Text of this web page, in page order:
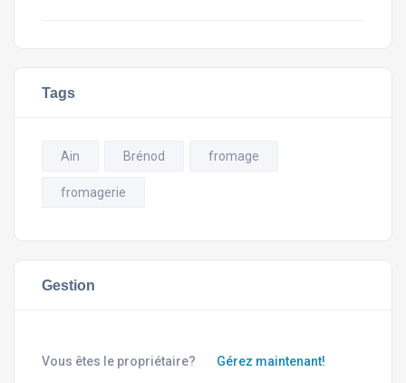
Tags
Ain Brénod fromage
fromagerie
Gestion
Vous êtes le propriétaire? Gérez maintenant!